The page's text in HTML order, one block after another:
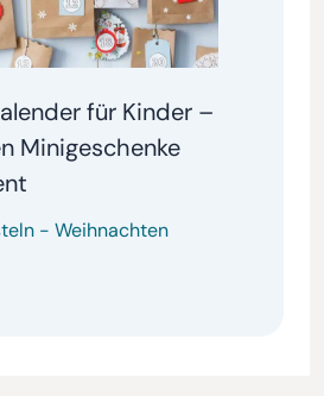
für Kinder –
Minigeschenke
- Weihnachten